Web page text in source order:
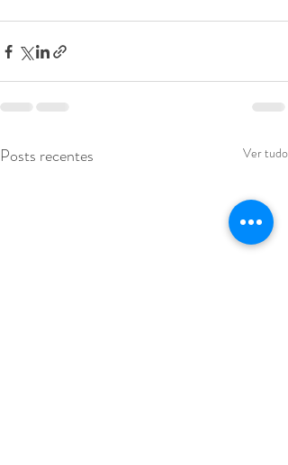
Posts recentes Ver tudo